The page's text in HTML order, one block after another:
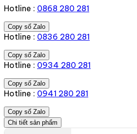
Hotline : 0868 280 281
Copy số Zalo
Hotline : 0836 280 281
Copy số Zalo
Hotline : 0934 280 281
Copy số Zalo
Hotline : 0941 280 281
Copy số Zalo
Chi tiết sản phẩm